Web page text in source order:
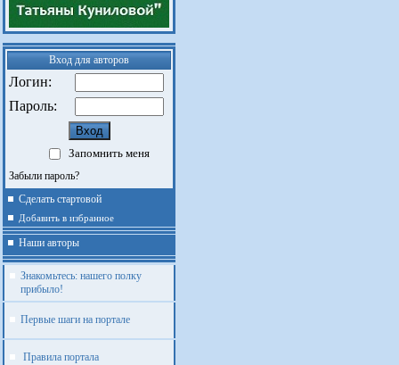
Вход для авторов
Логин:
Пароль:
Запомнить меня
Забыли пароль?
Сделать стартовой
Добавить в избранное
Наши авторы
Знакомьтесь: нашего полку
прибыло!
Первые шаги на портале
Правила портала